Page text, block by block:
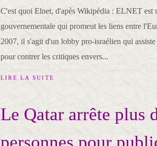
C'est quoi Elnet, d'apès Wikipédia : ELNET est
gouvernementale qui promeut les liens entre
2007, il s'agit d'un lobby pro-israélien qui assiste
pour contrer les critiques envers...
LIRE LA SUITE
Le Qatar arrête plus